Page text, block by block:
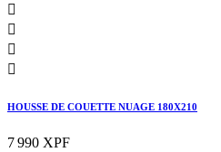




HOUSSE DE COUETTE NUAGE 180X210
7 990 XPF